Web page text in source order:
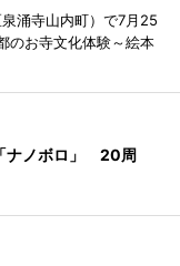
涌寺山内町）で7月25
のお寺文化体験～絵本
ナノボロ」 20周